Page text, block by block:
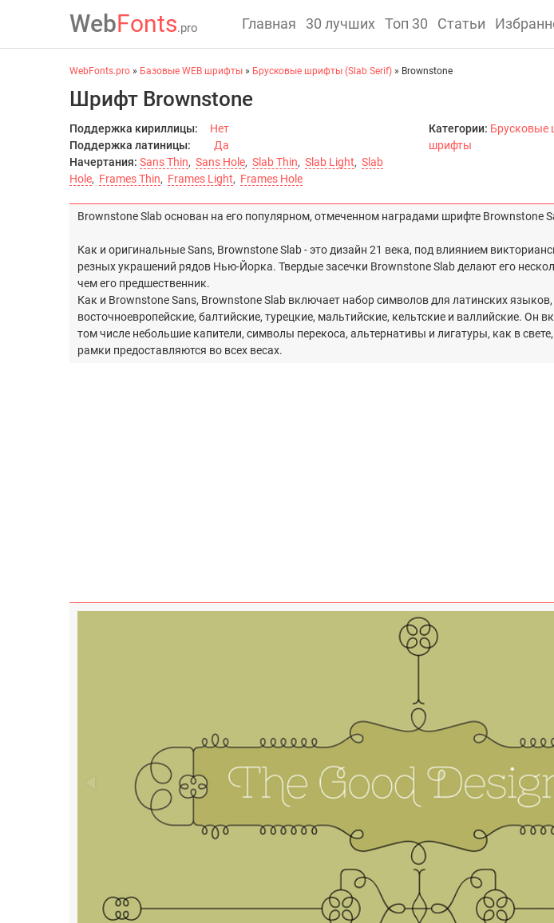
WebFonts.pro Главная 30 лучших Топ 30 Статьи
WebFonts.pro » Базовые WEB шрифты » Брусковые шрифты (Slab Serif) » Brownstone
Шрифт Brownstone
Поддержка кириллицы:
Нет
Поддержка латиницы:
Да
Начертания: Sans Thin, Sans Hole, Slab Thin, Slab Light, Slab
Hole, Frames Thin, Frames Light, Frames Hole
Категории: Брусковые
шрифты
Brownstone Slab основан на его популярном, отмеченном наградами шрифте Brownstone
Как и оригинальные Sans, Brownstone Slab - это дизайн 21 века, под влиянием
резных украшений рядов Нью-Йорка. Твердые засечки Brownstone Slab делают его
чем его предшественник.
Как и Brownstone Sans, Brownstone Slab включает набор символов для латинских
восточноевропейские, балтийские, турецкие, мальтийские, кельтские и валлийские. Он
том числе небольшие капители, символы перекоса, альтернативы и лигатуры, как в
рамки предоставляются во всех весах.